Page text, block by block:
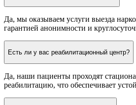
Да, мы оказываем услуги выезда
гарантией анонимности и
Есть ли у вас реабилитационный центр?
Да, наши пациенты проходят
реабилитацию, что обеспечивает